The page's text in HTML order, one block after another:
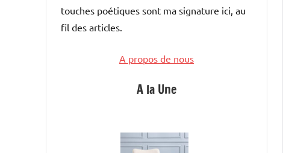
touches poétiques sont ma signature ici, au
fil des articles.
A propos de nous
A la Une